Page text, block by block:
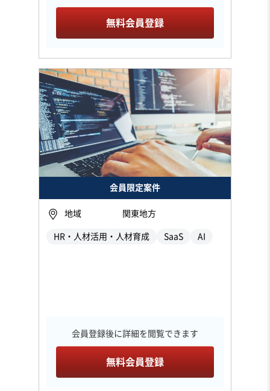
無料会員登録
会員限定案件
地域 関東地方
HR・人材活用・人材育成 SaaS AI
会員登録後に詳細を閲覧できます
無料会員登録